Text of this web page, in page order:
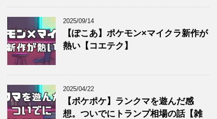
2025/09/14
【ぽこあ】ポケモン×マイクラ新作が
熱い【コエテク】
2025/04/22
【ポケポケ】ランクマを遊んだ感
想。ついでにトランプ相場の話【雑